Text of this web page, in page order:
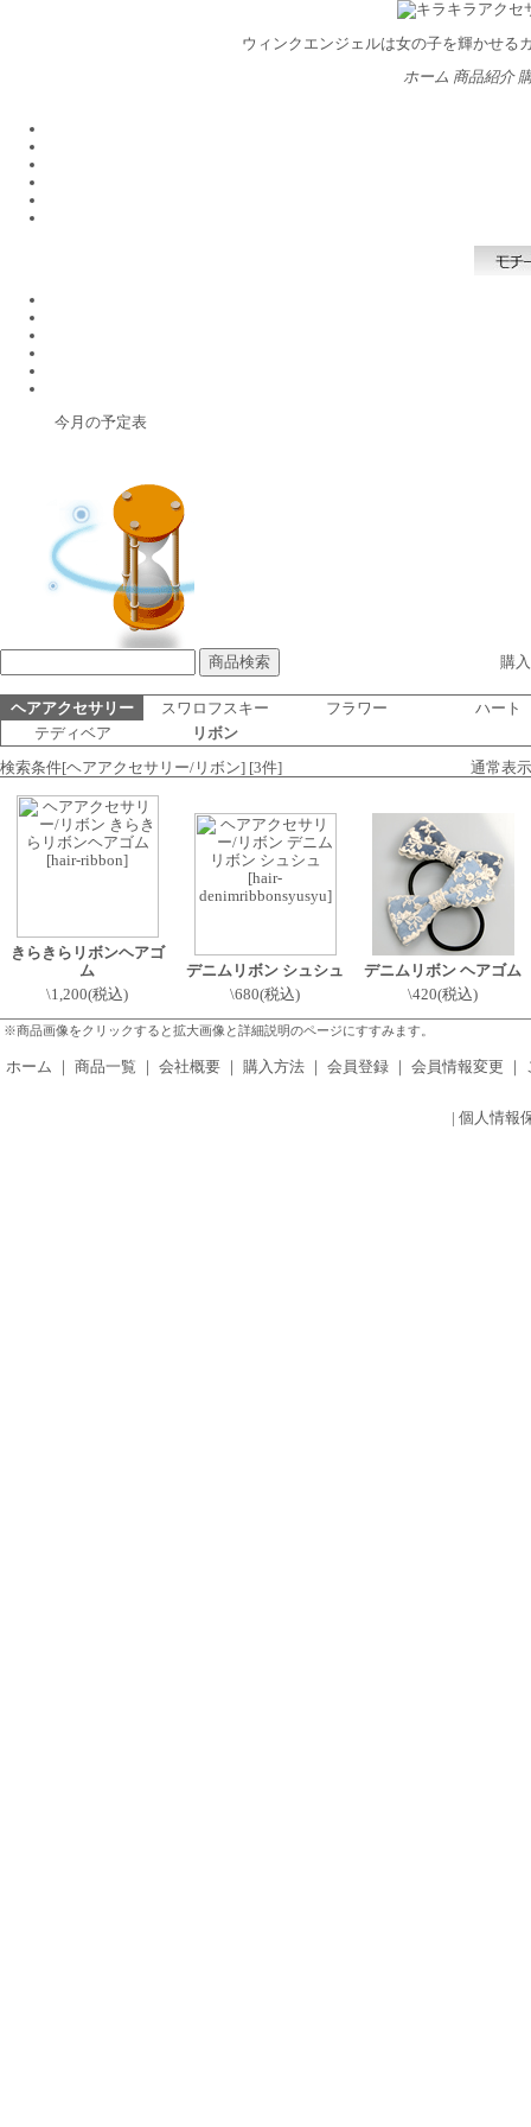
ウィンクエンジェルは女の子を輝かせる
ホーム 商品紹介
今月の予定表
購
ヘアアクセサリー スワロフスキー フラワー
ハート
テディベア
リボン
検索条件[ヘアアクセサリー/リボン] [3件]
通常表示
きらきらリボンヘアゴ
ム
\1,200(税込)
デニムリボン シュシュ
\680(税込)
デニムリボン ヘアゴム
\420(税込)
※商品画像をクリックすると拡大画像と詳細説明のページにすすみます。
ホーム ｜ 商品一覧 ｜ 会社概要 ｜ 購入方法 ｜ 会員登録 ｜ 会員情報変更 ｜
| 個人情報